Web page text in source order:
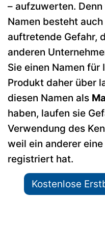
– aufzuwerten.
Namen besteht
auftretende Gefahr,
anderen
Sie einen Namen für
Produkt daher über
diesen Namen als
haben, laufen sie
Verwendung des
weil ein anderer
registriert hat.
Kostenlose